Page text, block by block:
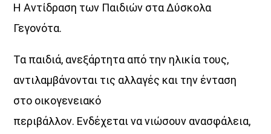
Η Αντίδραση των Παιδιών στα Δύσκολα
Γεγονότα.
Τα παιδιά, ανεξάρτητα από την ηλικία τους,
αντιλαμβάνονται τις αλλαγές και την ένταση
στο οικογενειακό
περιβάλλον. Ενδέχεται να νιώσουν ανασφάλεια,